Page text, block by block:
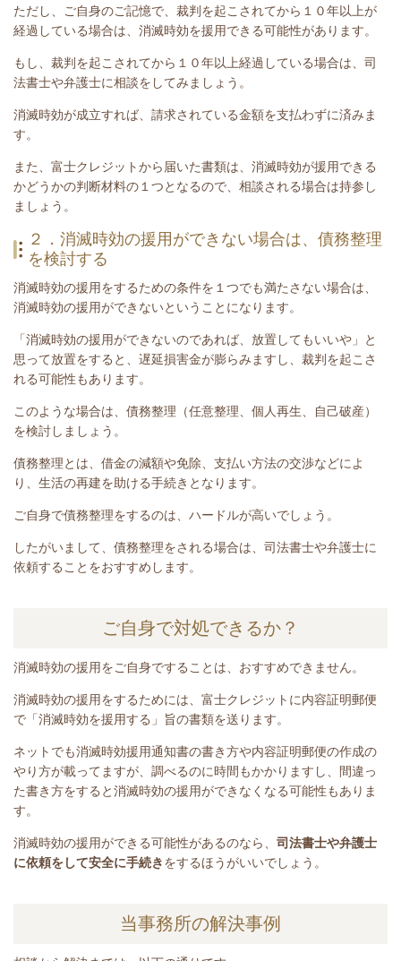
ただし、ご自身のご記憶で、裁判を起こされてから１０年以上が
経過している場合は、消滅時効を援用できる可能性があります。
もし、裁判を起こされてから１０年以上経過している場合は、司
法書士や弁護士に相談をしてみましょう。
消滅時効が成立すれば、請求されている金額を支払わずに済みま
す。
また、富士クレジットから届いた書類は、消滅時効が援用できる
かどうかの判断材料の１つとなるので、相談される場合は持参し
ましょう。
２．消滅時効の援用ができない場合は、債務整理
を検討する
消滅時効の援用をするための条件を１つでも満たさない場合は、
消滅時効の援用ができないということになります。
「消滅時効の援用ができないのであれば、放置してもいいや」と
思って放置をすると、遅延損害金が膨らみますし、裁判を起こさ
れる可能性もあります。
このような場合は、債務整理（任意整理、個人再生、自己破産）
を検討しましょう。
債務整理とは、 借金の減額や免除、支払い方法の交渉などによ
り、生活の再建を助ける手続き となります。
ご自身で債務整理をするのは、ハードルが高いでしょう。
したがいまして、債務整理をされる場合は、司法書士や弁護士に
依頼することをおすすめします。
ご自身で対処できるか？
消滅時効の援用をご自身ですることは、おすすめできません。
消滅時効の援用をするためには、富士クレジットに内容証明郵便
で「消滅時効を援用する」旨の書類を送ります。
ネットでも消滅時効援用通知書の書き方や内容証明郵便の作成の
やり方が載ってますが、調べるのに時間もかかりますし、間違っ
た書き方をすると消滅時効の援用ができなくなる可能性もありま
す。
消滅時効の援用ができる可能性があるのなら、 司法書士や弁護士
に依頼をして安全に手続きをするほうがいいでしょう。
当事務所の解決事例